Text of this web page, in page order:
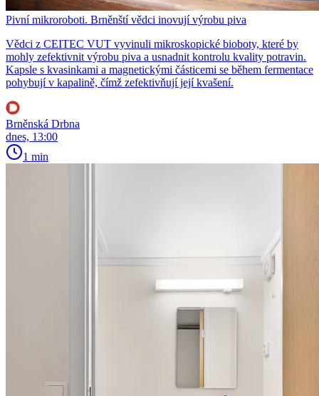
Pivní mikroroboti. Brněnští vědci inovují výrobu piva
Vědci z CEITEC VUT vyvinuli mikroskopické bioboty, které by
mohly zefektivnit výrobu piva a usnadnit kontrolu kvality potravin.
Kapsle s kvasinkami a magnetickými částicemi se během fermentace
pohybují v kapalině, čímž zefektivňují její kvašení.
Brněnská Drbna
dnes, 13:00
1 min